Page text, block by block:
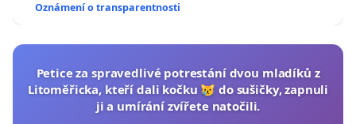
Oznámení o transparentnosti
Petice za spravedlivé potrestání dvou mladíků z
Litoměřicka, kteří dali kočku 😿 do sušičky, zapnuli
ji a umírání zvířete natočili.